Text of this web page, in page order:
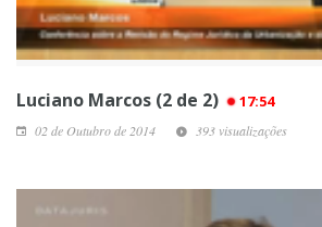
Luciano Marcos (2 de 2) 17:54
02 de Outubro de 2014 393 visualizações